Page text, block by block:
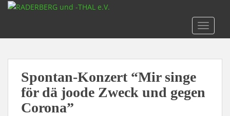
p
Spontan-Konzert “Mir singe
för dä joode Zweck und gegen
Corona”